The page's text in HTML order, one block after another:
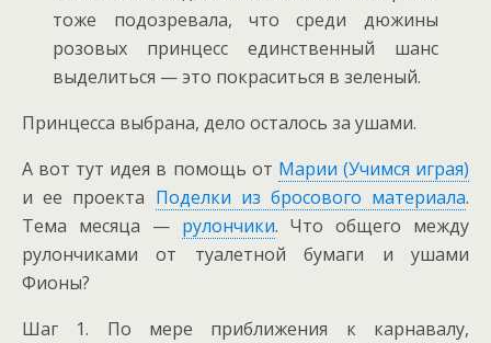
тоже подозревала, что среди дюжины
розовых принцесс единственный шанс
выделиться — это покраситься в зеленый.
Принцесса выбрана, дело осталось за ушами.
А вот тут идея в помощь от Марии (Учимся играя)
и ее проекта Поделки из бросового материала.
Тема месяца — рулончики. Что общего между
рулончиками от туалетной бумаги и ушами
Фионы?
Шаг 1. По мере приближения к карнавалу,